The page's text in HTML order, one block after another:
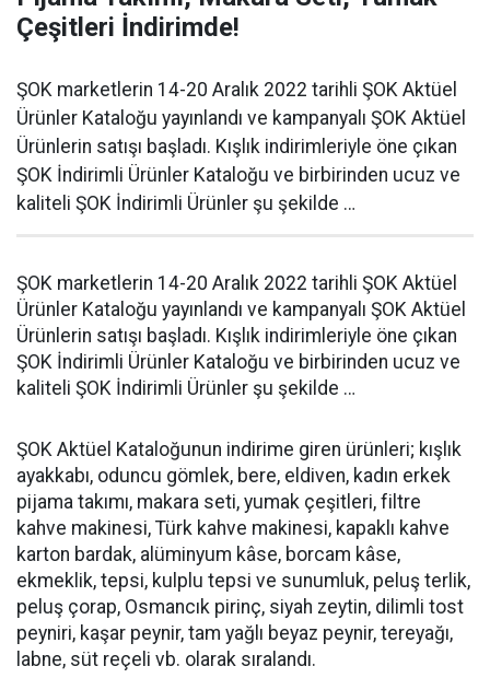
Çeşitleri İndirimde!
ŞOK marketlerin 14-20 Aralık 2022 tarihli ŞOK Aktüel
Ürünler Kataloğu yayınlandı ve kampanyalı ŞOK Aktüel
Ürünlerin satışı başladı. Kışlık indirimleriyle öne çıkan
ŞOK İndirimli Ürünler Kataloğu ve birbirinden ucuz ve
kaliteli ŞOK İndirimli Ürünler şu şekilde …
ŞOK marketlerin 14-20 Aralık 2022 tarihli ŞOK Aktüel
Ürünler Kataloğu yayınlandı ve kampanyalı ŞOK Aktüel
Ürünlerin satışı başladı. Kışlık indirimleriyle öne çıkan
ŞOK İndirimli Ürünler Kataloğu ve birbirinden ucuz ve
kaliteli ŞOK İndirimli Ürünler şu şekilde …
ŞOK Aktüel Kataloğunun indirime giren ürünleri; kışlık
ayakkabı, oduncu gömlek, bere, eldiven, kadın erkek
pijama takımı, makara seti, yumak çeşitleri, filtre
kahve makinesi, Türk kahve makinesi, kapaklı kahve
karton bardak, alüminyum kâse, borcam kâse,
ekmeklik, tepsi, kulplu tepsi ve sunumluk, peluş terlik,
peluş çorap, Osmancık pirinç, siyah zeytin, dilimli tost
peyniri, kaşar peynir, tam yağlı beyaz peynir, tereyağı,
labne, süt reçeli vb. olarak sıralandı.